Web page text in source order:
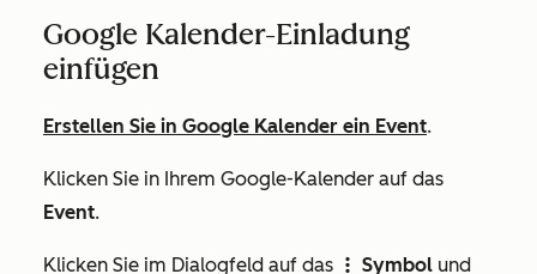
Google Kalender-Einladung
einfügen
Erstellen Sie in Google Kalender ein Event.
Klicken Sie in Ihrem Google-Kalender auf das
Event.
Klicken Sie im Dialogfeld auf das verticalMenu Symbol und